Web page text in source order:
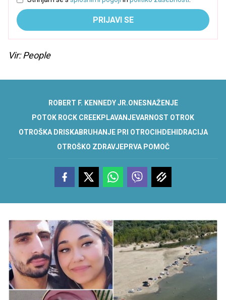
PRIJAVI SE
Vir: People
ROBERT F. KENNEDY JR.ONESNAŽENJE
POTOK ROCK CREEKPLAVANJEVARNOST OTROK
OTROŠKA DRISKABRUHANJE PRI OTROCIH DEHIDRACIJA
OTROŠKO ZDRAVJEPRVA POMOČ